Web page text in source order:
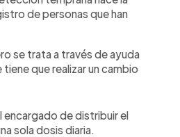
de personas que han
se trata a través de ayuda
que realizar un cambio
encargado de distribuir el
sola dosis diaria.